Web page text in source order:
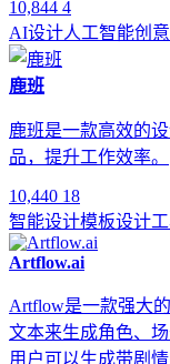
10,844 4
AI设计人工智能创
鹿班
鹿班是一款高效的
品，提升工作效率。
10,440 18
智能设计模板设计
Artflow.ai
Artflow是一款强大
文本来生成角色、
用户可以生成带剧